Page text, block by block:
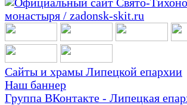
Сайты и храмы Липецкой епархии
Наш баннер
Группа ВКонтакте - Липецкая